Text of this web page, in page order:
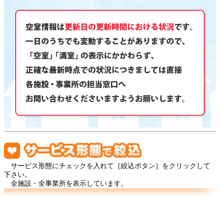
サービス形態にチェックを入れて［絞込ボタン］をクリックして
下さい。
全施設・全事業所を表示しています。